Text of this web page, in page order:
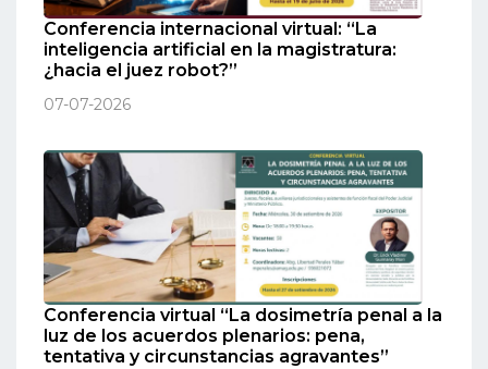
Conferencia internacional virtual: “La
inteligencia artificial en la magistratura:
¿hacia el juez robot?”
07-07-2026
Conferencia virtual “La dosimetría penal a la
luz de los acuerdos plenarios: pena,
tentativa y circunstancias agravantes”